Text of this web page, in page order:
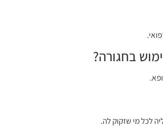
בחגורה?
לכל מי שזקוק לה.